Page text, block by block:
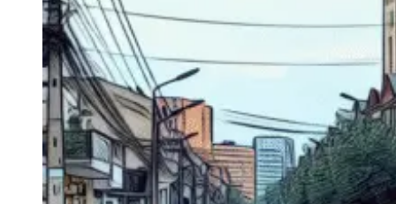
Navigatie Audi A5
Navigatie Audi A6 C7
Navigatie Audi Q5
Ford
Navigație Ford Fiesta
Navigație Ford Focus 1
Navigație Ford Focus 2
Navigație Ford Focus MK3
Navigație Ford Mondeo MK3
Navigație Ford Mondeo MK4